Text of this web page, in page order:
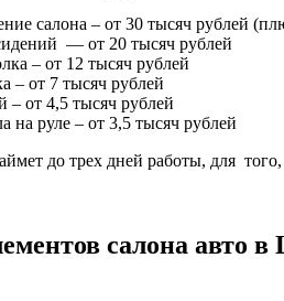
салона – от 30 тысяч рублей
— от 20 тысяч рублей
– от 12 тысяч рублей
– от 7 тысяч рублей
– от 4,5 тысяч рублей
на руле – от 3,5 тысяч рублей
до трех дней работы, для
салона авто